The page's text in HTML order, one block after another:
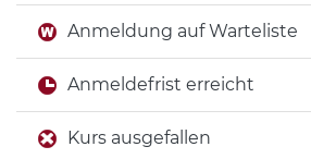
Anmeldung auf Warteliste
Anmeldefrist erreicht
Kurs ausgefallen